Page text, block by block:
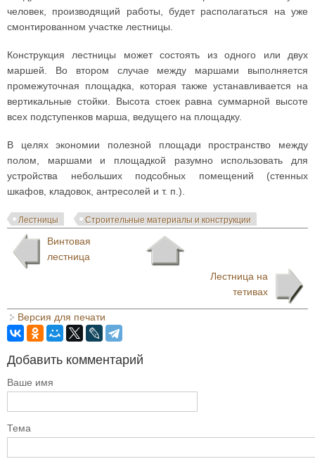
человек, производящий работы, будет располагаться на уже
смонтированном участке лестницы.
Конструкция лестницы может состоять из одного или двух
маршей. Во втором случае между маршами выполняется
промежуточная площадка, которая также устанавливается на
вертикальные стойки. Высота стоек равна суммарной высоте
всех подступенков марша, ведущего на площадку.
В целях экономии полезной площади пространство между
полом, маршами и площадкой разумно использовать для
устройства небольших подсобных помещений (стенных
шкафов, кладовок, антресолей и т. п.).
Лестницы Строительные материалы и конструкции
Винтовая
лестница
Лестница на
тетивах
Версия для печати
Добавить комментарий
Ваше имя
Тема